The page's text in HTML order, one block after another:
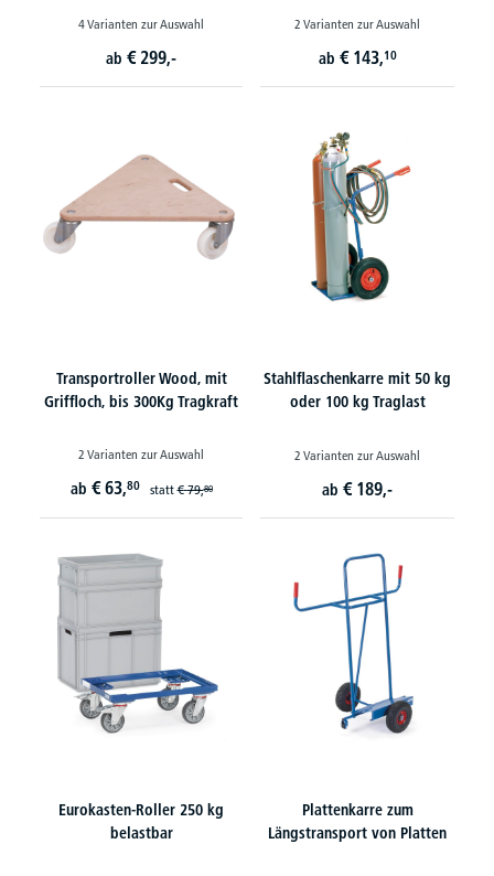
4 Varianten zur Auswahl
ab € 299,-
2 Varianten zur Auswahl
ab € 143,10
Transportroller Wood, mit
Griffloch, bis 300Kg Tragkraft
2 Varianten zur Auswahl
ab € 63,80 statt€ 79,80
Stahlflaschenkarre mit 50 kg
oder 100 kg Traglast
2 Varianten zur Auswahl
ab € 189,-
Eurokasten-Roller 250 kg
belastbar
Plattenkarre zum
Längstransport von Platten